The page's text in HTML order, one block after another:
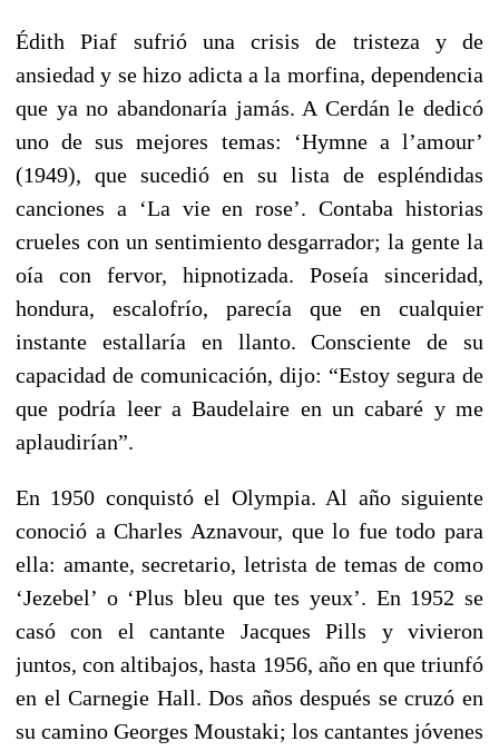
Édith Piaf sufrió una crisis de tristeza y de
ansiedad y se hizo adicta a la morfina, dependencia
que ya no abandonaría jamás. A Cerdán le dedicó
uno de sus mejores temas: ‘Hymne a l’amour’
(1949), que sucedió en su lista de espléndidas
canciones a ‘La vie en rose’. Contaba historias
crueles con un sentimiento desgarrador; la gente la
oía con fervor, hipnotizada. Poseía sinceridad,
hondura, escalofrío, parecía que en cualquier
instante estallaría en llanto. Consciente de su
capacidad de comunicación, dijo: “Estoy segura de
que podría leer a Baudelaire en un cabaré y me
aplaudirían”.
En 1950 conquistó el Olympia. Al año siguiente
conoció a Charles Aznavour, que lo fue todo para
ella: amante, secretario, letrista de temas de como
‘Jezebel’ o ‘Plus bleu que tes yeux’. En 1952 se
casó con el cantante Jacques Pills y vivieron
juntos, con altibajos, hasta 1956, año en que triunfó
en el Carnegie Hall. Dos años después se cruzó en
su camino Georges Moustaki; los cantantes jóvenes